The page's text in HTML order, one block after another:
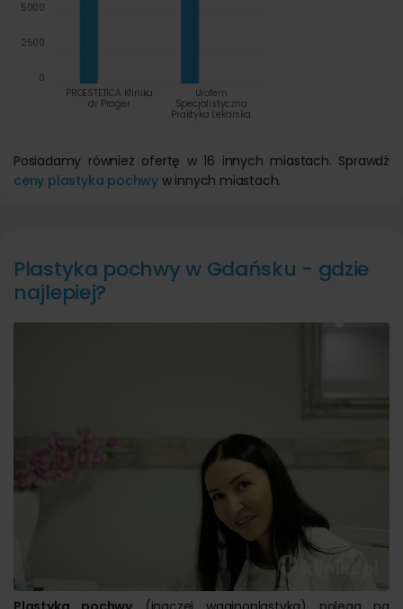
PROESTETICA Klinika
dr Prager
Urofem
Specjalistyczna
Praktyka Lekarska
0
2500
5000
Posiadamy również ofertę w 16 innych miastach. Sprawdź
ceny plastyka pochwy w innych miastach.
Plastyka pochwy w Gdańsku - gdzie
najlepiej?